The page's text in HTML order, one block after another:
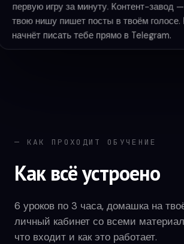
первую игру за минуту. Контент-завод
твою нишу пишет посты в твоём голосе.
начнёт писать тебе прямо в Telegram.
доступ к твоим реальным данным:
Gmail, Drive.
Хотя бы один коннектор должен
данными — это фундамент для
автоматизаций.
— КАК ПРОХОДИТ ОБУЧЕНИЕ
Как всё устроено
6 уроков по 3 часа, домашка на
личный кабинет со всеми
что входит и как это работает.